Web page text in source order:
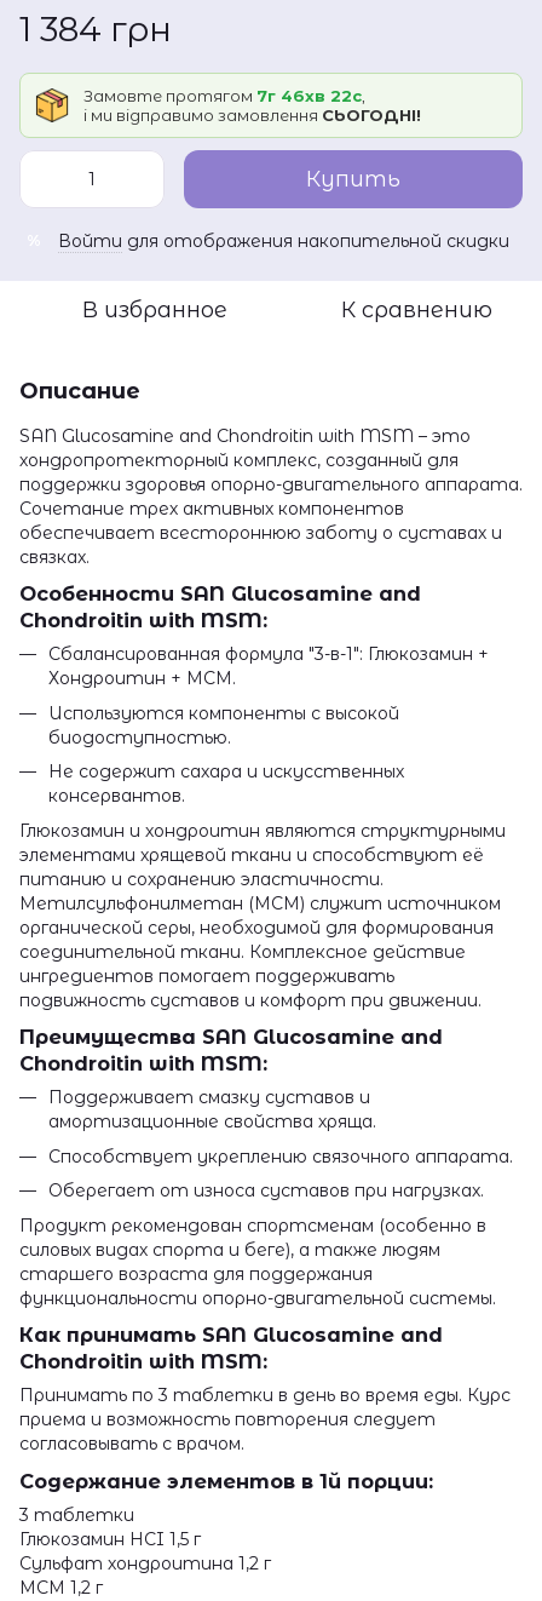
1 384 грн
Замовте протягом 7г 46хв 22с
і ми відправимо замовлення СЬОГОДНІ!
Купить
Войти для отображения накопительной скидки
В избранное К сравнению
Описание
SAN Glucosamine and Chondroitin with MSM – это
хондропротекторный комплекс, созданный для
поддержки здоровья опорно-двигательного аппарата.
Сочетание трех активных компонентов
обеспечивает всестороннюю заботу о суставах и
связках.
Особенности SAN Glucosamine and
Chondroitin with MSM:
Сбалансированная формула "3-в-1": Глюкозамин +
Хондроитин + МСМ.
Используются компоненты с высокой
биодоступностью.
Не содержит сахара и искусственных
консервантов.
Глюкозамин и хондроитин являются структурными
элементами хрящевой ткани и способствуют её
питанию и сохранению эластичности.
Метилсульфонилметан (МСМ) служит источником
органической серы, необходимой для формирования
соединительной ткани. Комплексное действие
ингредиентов помогает поддерживать
подвижность суставов и комфорт при движении.
Преимущества SAN Glucosamine and
Chondroitin with MSM:
Поддерживает смазку суставов и
амортизационные свойства хряща.
Способствует укреплению связочного аппарата.
Оберегает от износа суставов при нагрузках.
Продукт рекомендован спортсменам (особенно в
силовых видах спорта и беге), а также людям
старшего возраста для поддержания
функциональности опорно-двигательной системы.
Как принимать SAN Glucosamine and
Chondroitin with MSM:
Принимать по 3 таблетки в день во время еды. Курс
приема и возможность повторения следует
согласовывать с врачом.
Содержание элементов в 1й порции:
3 таблетки
Глюкозамин HCI 1,5 г
Сульфат хондроитина 1,2 г
МСМ 1,2 г